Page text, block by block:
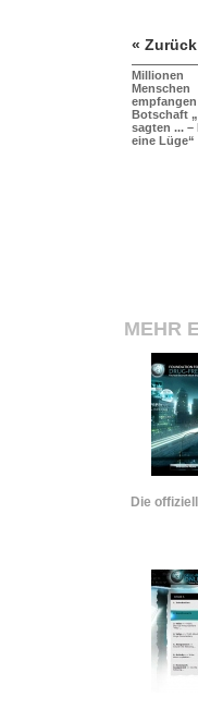
« Zurück
Millionen
Menschen
Botschaft
sagten ... –
eine Lüge“
MEHR
Die